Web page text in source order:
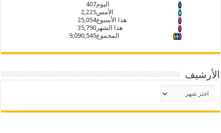
اليوم407
الأمس2,225
هذا الأسبوع25,054
هذا الشهر 35,790
المجموع9,090,545
الأرشيف